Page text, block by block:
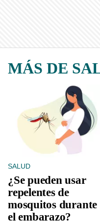
MÁS DE
SALUD
¿Se pueden usar
repelentes de
mosquitos durante
el embarazo?